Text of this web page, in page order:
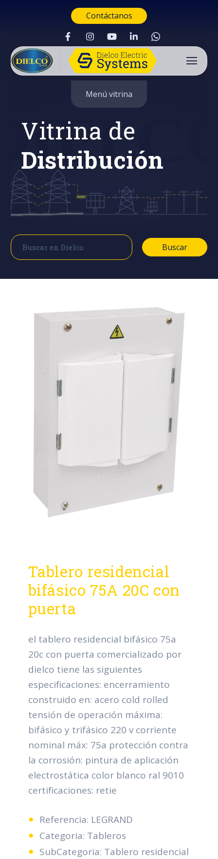
Contáctanos
Buscar
Menú vitrina
Vitrina de
Distribución
Buscar
Buscar
Tablero residencial
bifásico 75A 20C con
puerta
el tablero residencial bifásico 75a
20c con puerta comercializado por
dielco tiene las siguientes
especificaciones: encerramiento
construido en: acero cold rolled
tensión de operación máxima:
bifásico y trifásico 220 v corriente
nominal máx: 75a protección contra
la corrosión: pintura de aplicación
electrostática color blanco ral 9010
certificaciones: retie
Referencia: LEGRAND
Categoria: Tableros
SubCategoria: Tablero residencial